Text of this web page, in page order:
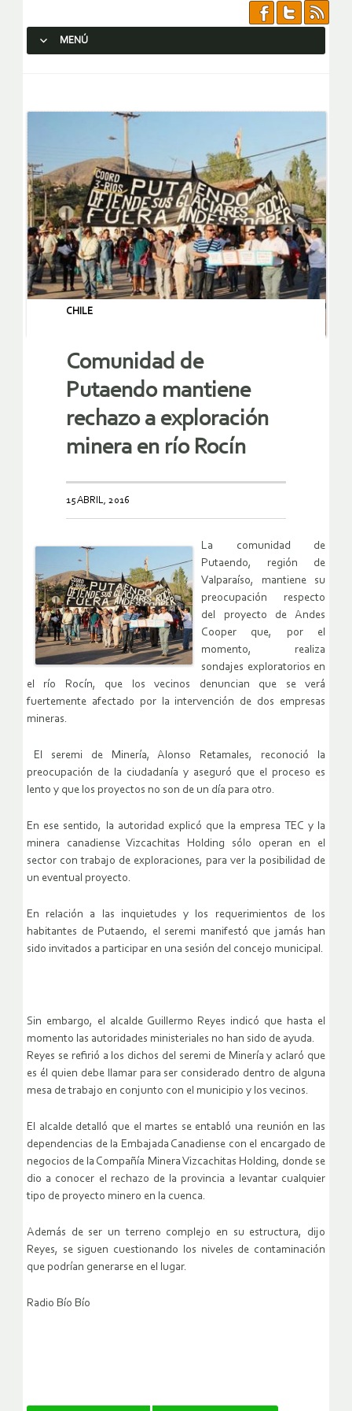
MENÚ
CHILE
Comunidad de
Putaendo mantiene
rechazo a exploración
minera en río Rocín
15 ABRIL, 2016
La comunidad de
Putaendo, región de
Valparaíso, mantiene su
preocupación respecto
del proyecto de Andes
Cooper que, por el
momento, realiza
sondajes exploratorios en
el río Rocín, que los vecinos denuncian que se verá
fuertemente afectado por la intervención de dos empresas
mineras.
El seremi de Minería, Alonso Retamales, reconoció la
preocupación de la ciudadanía y aseguró que el proceso es
lento y que los proyectos no son de un día para otro.
En ese sentido, la autoridad explicó que la empresa TEC y la
minera canadiense Vizcachitas Holding sólo operan en el
sector con trabajo de exploraciones, para ver la posibilidad de
un eventual proyecto.
En relación a las inquietudes y los requerimientos de los
habitantes de Putaendo, el seremi manifestó que jamás han
sido invitados a participar en una sesión del concejo municipal.
Sin embargo, el alcalde Guillermo Reyes indicó que hasta el
momento las autoridades ministeriales no han sido de ayuda.
Reyes se refirió a los dichos del seremi de Minería y aclaró que
es él quien debe llamar para ser considerado dentro de alguna
mesa de trabajo en conjunto con el municipio y los vecinos.
El alcalde detalló que el martes se entabló una reunión en las
dependencias de la Embajada Canadiense con el encargado de
negocios de la Compañía Minera Vizcachitas Holding, donde se
dio a conocer el rechazo de la provincia a levantar cualquier
tipo de proyecto minero en la cuenca.
Además de ser un terreno complejo en su estructura, dijo
Reyes, se siguen cuestionando los niveles de contaminación
que podrían generarse en el lugar.
Radio Bío Bío